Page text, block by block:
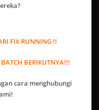
FIX RUNNING !!
BERIKUTNYA!!!
cara menghubungi